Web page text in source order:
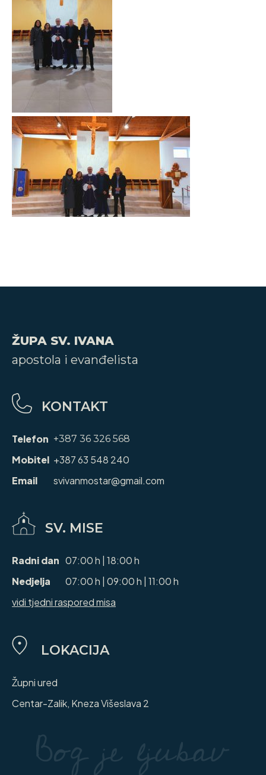
ŽUPA SV. IVANA
apostola i evanđelista
KONTAKT
Telefon +387 36 326 568
Mobitel +387 63 548 240
Email
svivanmostar@gmail.com
SV. MISE
Radni dan 07:00 h | 18:00 h
Nedjelja
07:00 h | 09:00 h | 11:00 h
vidi tjedni raspored misa
LOKACIJA
Župni ured
Centar-Zalik, Kneza Višeslava 2